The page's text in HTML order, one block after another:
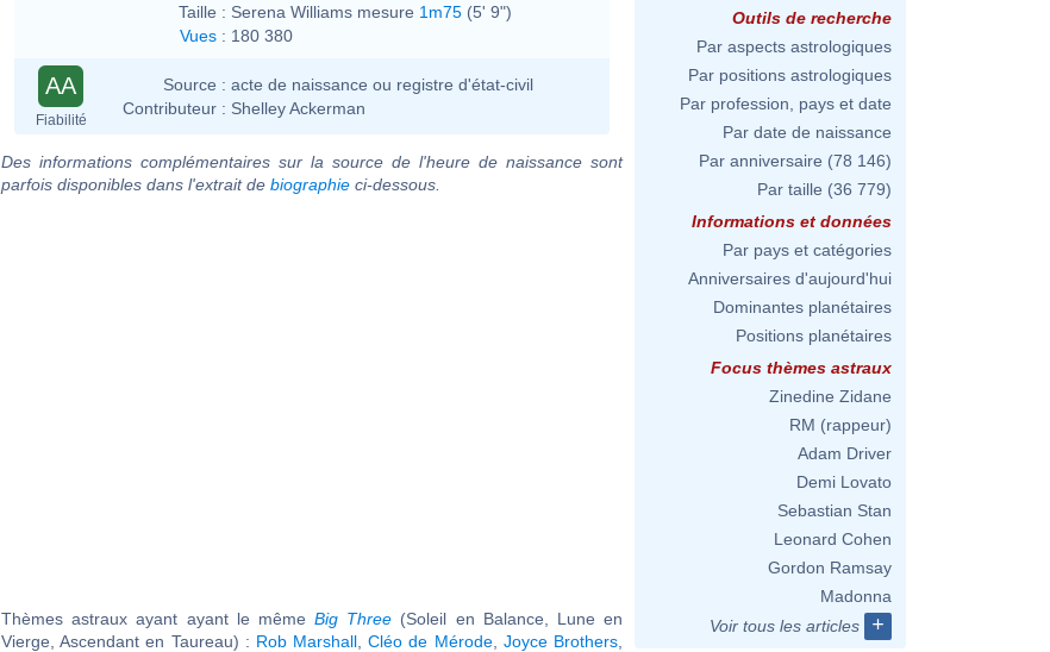
Taille : Serena Williams mesure 1m75 (5' 9")
Vues : 180 380
AA
Fiabilité
Source : acte de naissance ou registre d'état-civil
Contributeur : Shelley Ackerman
Des informations complémentaires sur la source de l'heure de naissance sont
parfois disponibles dans l'extrait de biographie ci-dessous.
Thèmes astraux ayant ayant le même Big Three (Soleil en Balance, Lune en
Vierge, Ascendant en Taureau) : Rob Marshall ,Cléo de Mérode, Joyce Brothers
Outils de recherche
Par aspects astrologiques
Par positions astrologiques
Par profession, pays et date
Par date de naissance
Par anniversaire (78 146)
Par taille (36 779)
Informations et données
Par pays et catégories
Anniversaires d'aujourd'hui
Dominantes planétaires
Positions planétaires
Focus thèmes astraux
Zinedine Zidane
RM (rappeur)
Adam Driver
Demi Lovato
Sebastian Stan
Leonard Cohen
Gordon Ramsay
Madonna
Voir tous les articles
+